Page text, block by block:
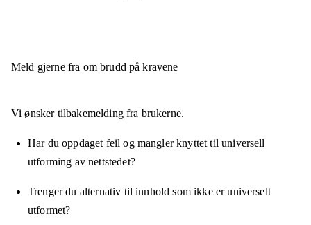
Meld gjerne fra om brudd på kravene
Vi ønsker tilbakemelding fra brukerne.
Har du oppdaget feil og mangler knyttet til universell
utforming av nettstedet?
Trenger du alternativ til innhold som ikke er universelt
utformet?